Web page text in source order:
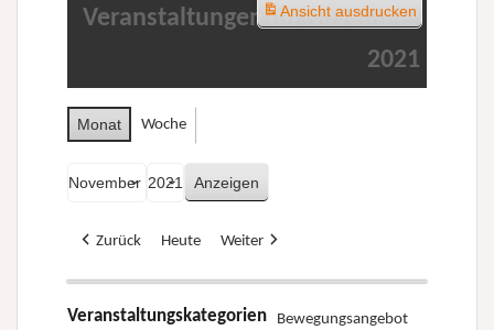
Veranstaltungen im November
2021
Monat Woche
Zurück Heute Weiter
Veranstaltungskategorien Bewegungsangebot
Ansichtausdrucken